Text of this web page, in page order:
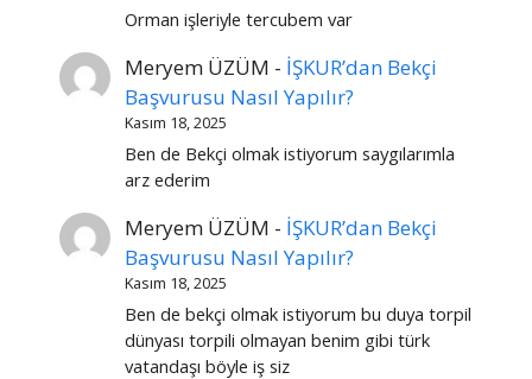
Orman işleriyle tercubem var
Meryem ÜZÜM - İŞKUR’dan Bekçi
Başvurusu Nasıl Yapılır?
Kasım 18, 2025
Ben de Bekçi olmak istiyorum saygılarımla
arz ederim
Meryem ÜZÜM - İŞKUR’dan Bekçi
Başvurusu Nasıl Yapılır?
Kasım 18, 2025
Ben de bekçi olmak istiyorum bu duya torpil
dünyası torpili olmayan benim gibi türk
vatandaşı böyle iş siz